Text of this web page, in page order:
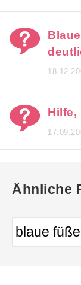
Hilfe,
Ähnliche